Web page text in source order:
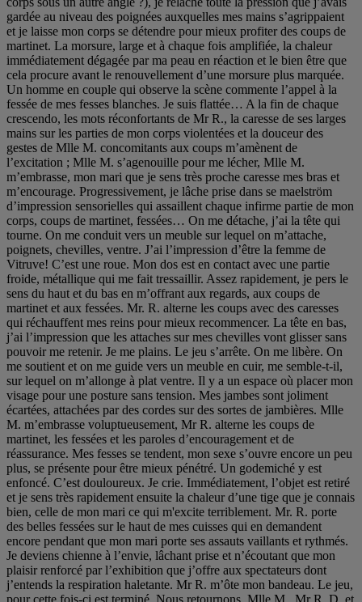
gardée au niveau des poignées auxquelles mes mains s’agrippaient
et je laisse mon corps se détendre pour mieux profiter des coups de
martinet. La morsure, large et à chaque fois amplifiée, la chaleur
immédiatement dégagée par ma peau en réaction et le bien être que
cela procure avant le renouvellement d’une morsure plus marquée.
Un homme en couple qui observe la scène commente l’appel à la
fessée de mes fesses blanches. Je suis flattée… A la fin de chaque
crescendo, les mots réconfortants de Mr R., la caresse de ses larges
mains sur les parties de mon corps violentées et la douceur des
gestes de Mlle M. concomitants aux coups m’amènent de
l’excitation ; Mlle M. s’agenouille pour me lécher, Mlle M.
m’embrasse, mon mari que je sens très proche caresse mes bras et
m’encourage. Progressivement, je lâche prise dans se maelström
d’impression sensorielles qui assaillent chaque infirme partie de mon
corps, coups de martinet, fessées… On me détache, j’ai la tête qui
tourne. On me conduit vers un meuble sur lequel on m’attache,
poignets, chevilles, ventre. J’ai l’impression d’être la femme de
Vitruve! C’est une roue. Mon dos est en contact avec une partie
froide, métallique qui me fait tressaillir. Assez rapidement, je pers le
sens du haut et du bas en m’offrant aux regards, aux coups de
martinet et aux fessées. Mr. R. alterne les coups avec des caresses
qui réchauffent mes reins pour mieux recommencer. La tête en bas,
j’ai l’impression que les attaches sur mes chevilles vont glisser sans
pouvoir me retenir. Je me plains. Le jeu s’arrête. On me libère. On
me soutient et on me guide vers un meuble en cuir, me semble-t-il,
sur lequel on m’allonge à plat ventre. Il y a un espace où placer mon
visage pour une posture sans tension. Mes jambes sont joliment
écartées, attachées par des cordes sur des sortes de jambières. Mlle
M. m’embrasse voluptueusement, Mr R. alterne les coups de
martinet, les fessées et les paroles d’encouragement et de
réassurance. Mes fesses se tendent, mon sexe s’ouvre encore un peu
plus, se présente pour être mieux pénétré. Un godemiché y est
enfoncé. C’est douloureux. Je crie. Immédiatement, l’objet est retiré
et je sens très rapidement ensuite la chaleur d’une tige que je connais
bien, celle de mon mari ce qui m'excite terriblement. Mr. R. porte
des belles fessées sur le haut de mes cuisses qui en demandent
encore pendant que mon mari porte ses assauts vaillants et rythmés.
Je deviens chienne à l’envie, lâchant prise et n’écoutant que mon
plaisir renforcé par l’exhibition que j’offre aux spectateurs dont
j’entends la respiration haletante. Mr R. m’ôte mon bandeau. Le jeu,